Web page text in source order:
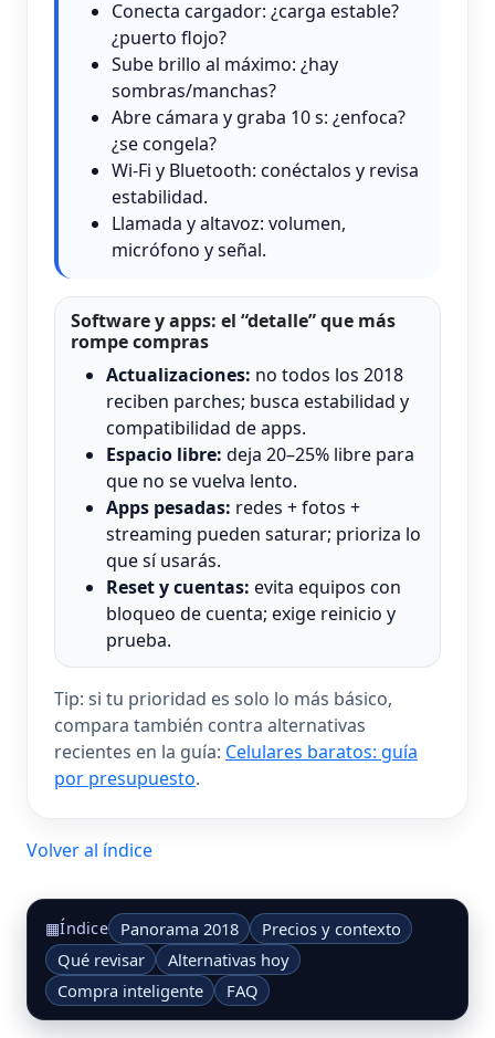
Conecta cargador: ¿carga estable?
¿puerto flojo?
Sube brillo al máximo: ¿hay
sombras/manchas?
Abre cámara y graba 10 s: ¿enfoca?
¿se congela?
Wi‑Fi y Bluetooth: conéctalos y revisa
estabilidad.
Llamada y altavoz: volumen,
micrófono y señal.
Software y apps: el “detalle” que más
rompe compras
Actualizaciones: no todos los 2018
reciben parches; busca estabilidad y
compatibilidad de apps.
Espacio libre: deja 20–25% libre para
que no se vuelva lento.
Apps pesadas: redes + fotos +
streaming pueden saturar; prioriza lo
que sí usarás.
Reset y cuentas: evita equipos con
bloqueo de cuenta; exige reinicio y
prueba.
Tip: si tu prioridad es solo lo más básico,
compara también contra alternativas
recientes en la guía: Celulares baratos: guía
por presupuesto.
Volver al índice
▦Índice Panorama 2018
Precios y contexto
Qué revisar
Alternativas hoy
Compra inteligente
FAQ